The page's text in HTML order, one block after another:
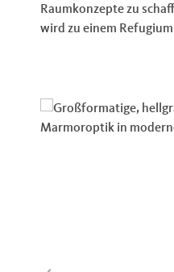
Raumkonzepte zu
wird zu einem